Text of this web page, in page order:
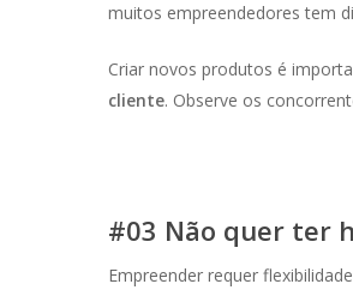
muitos empreendedores tem
Criar novos produtos é
cliente. Observe os
#03 Não quer ter
Empreender requer